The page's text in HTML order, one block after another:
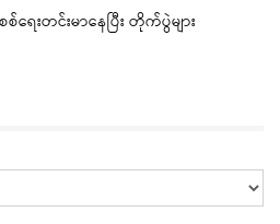
ေးတင်းမာနေပြီး တိုက်ပွဲများ